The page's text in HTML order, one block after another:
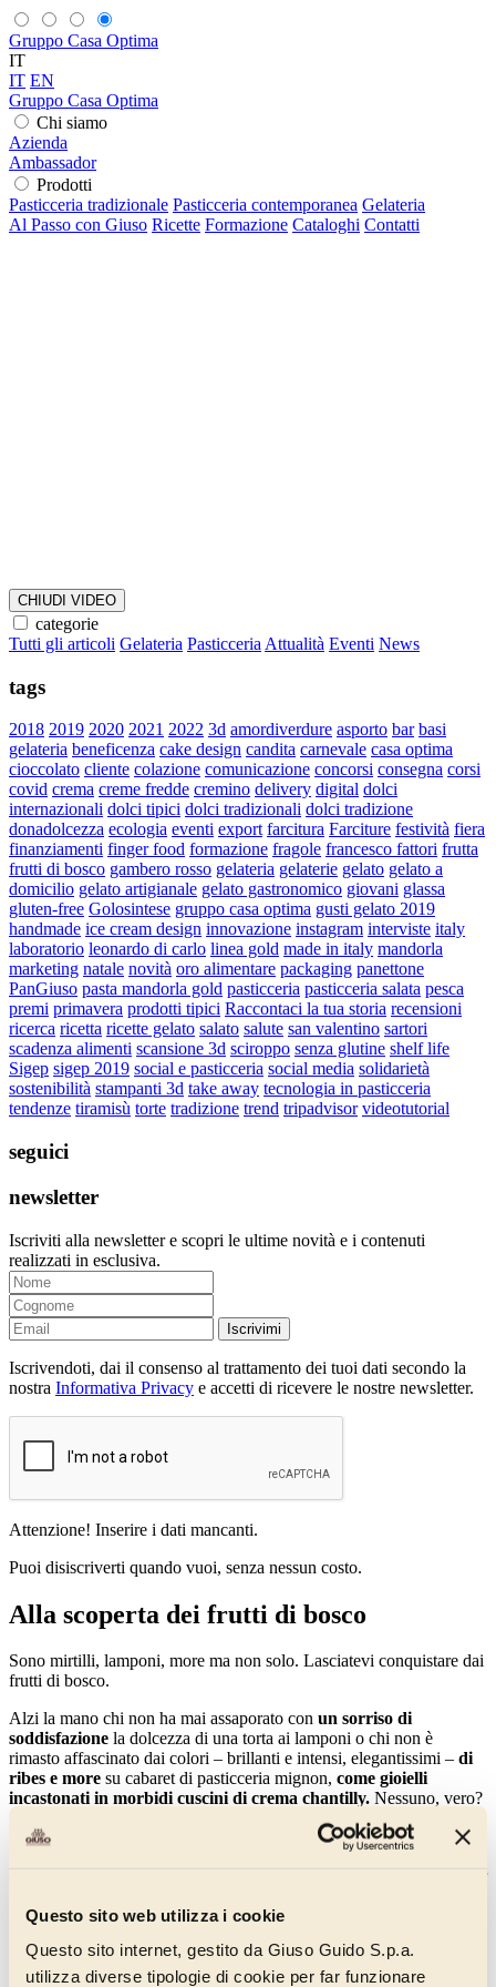
Questo sito web utilizza i cookie
Questo sito internet, gestito da Giuso Guido S.p.a.
utilizza diverse tipologie di cookie per far funzionare
Gruppo Casa Optima
IT
IT EN
Gruppo Casa Optima
Chi siamo
Azienda
Ambassador
Prodotti
Pasticceria tradizionale Pasticceria contemporanea Gelateria
Al Passo con Giuso Ricette Formazione Cataloghi Contatti
CHIUDI VIDEO
categorie
Tutti gli articoli Gelateria Pasticceria Attualità Eventi News
tags
2018 2019 2020 2021 2022 3d amordiverdure asporto bar basi
gelateria beneficenza cake design candita carnevale casa optima
cioccolato cliente colazione comunicazione concorsi consegna corsi
covid crema creme fredde cremino delivery digital dolci
internazionali dolci tipici dolci tradizionali dolci tradizione
donadolcezza ecologia eventi export farcitura Farciture festività fiera
finanziamenti finger food formazione fragole francesco fattori frutta
frutti di bosco gambero rosso gelateria gelaterie gelato gelato a
domicilio gelato artigianale gelato gastronomico giovani glassa
gluten-free Golosintese gruppo casa optima gusti gelato 2019
handmade ice cream design innovazione instagram interviste italy
laboratorio leonardo di carlo linea gold made in italy mandorla
marketing natale novità oro alimentare packaging panettone
PanGiuso pasta mandorla gold pasticceria pasticceria salata pesca
premi primavera prodotti tipici Raccontaci la tua storia recensioni
ricerca ricetta ricette gelato salato salute san valentino sartori
scadenza alimenti scansione 3d sciroppo senza glutine shelf life
Sigep sigep 2019 social e pasticceria social media solidarietà
sostenibilità stampanti 3d take away tecnologia in pasticceria
tendenze tiramisù torte tradizione trend tripadvisor videotutorial
seguici
newsletter
Iscriviti alla newsletter e scopri le ultime novità e i contenuti
realizzati in esclusiva.
Iscrivimi
Iscrivendoti, dai il consenso al trattamento dei tuoi dati secondo la
nostra Informativa Privacy e accetti di ricevere le nostre newsletter.
Attenzione! Inserire i dati mancanti.
Puoi disiscriverti quando vuoi, senza nessun costo.
Alla scoperta dei frutti di bosco
Sono mirtilli, lamponi, more ma non solo. Lasciatevi conquistare dai
frutti di bosco.
Alzi la mano chi non ha mai assaporato con un sorriso di
soddisfazione la dolcezza di una torta ai lamponi o chi non è
rimasto affascinato dai colori – brillanti e intensi, elegantissimi – di
ribes e more su cabaret di pasticceria mignon, come gioielli
incastonati in morbidi cuscini di crema chantilly. Nessuno, vero?
È impossibile, infatti, resistere a queste
golose perle colorate di
, immancabili tra gli ingredienti che fanno
conosciuti, ma l’elenco potrebbe continuare e includerne molti di
più. I frutti di bosco, infatti, hanno in comunenon solo le loro